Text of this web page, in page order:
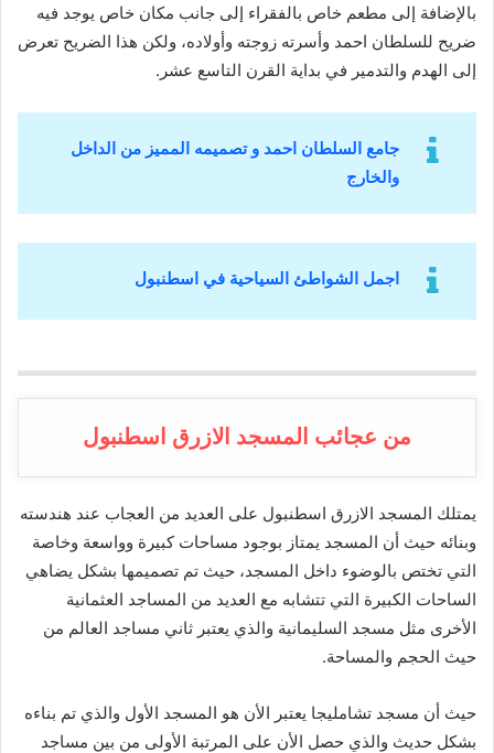
بالإضافة إلى مطعم خاص بالفقراء إلى جانب مكان خاص يوجد فيه
ضريح للسلطان احمد وأسرته زوجته وأولاده، ولكن هذا الضريح تعرض
إلى الهدم والتدمير في بداية القرن التاسع عشر.
جامع السلطان احمد و تصميمه المميز من الداخل
والخارج
اجمل الشواطئ السياحية في اسطنبول
من عجائب المسجد الازرق اسطنبول
يمتلك المسجد الازرق اسطنبول على العديد من العجاب عند هندسته
وبنائه حيث أن المسجد يمتاز بوجود مساحات كبيرة وواسعة وخاصة
التي تختص بالوضوء داخل المسجد، حيث تم تصميمها بشكل يضاهي
الساحات الكبيرة التي تتشابه مع العديد من المساجد العثمانية
الأخرى مثل مسجد السليمانية والذي يعتبر ثاني مساجد العالم من
حيث الحجم والمساحة.
حيث أن مسجد تشامليجا يعتبر الأن هو المسجد الأول والذي تم بناءه
بشكل حديث والذي حصل الأن على المرتبة الأولى من بين مساجد